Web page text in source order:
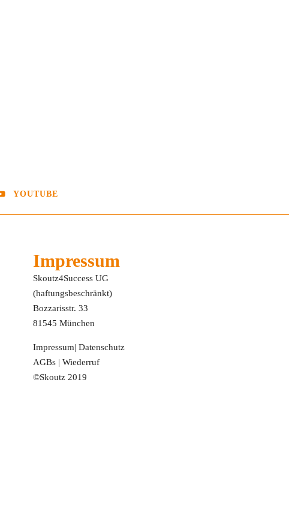
YOUTUBE
Impressum
Skoutz4Success UG
(haftungsbeschränkt)
Bozzarisstr. 33
81545 München
Impressum| Datenschutz
AGBs| Wiederruf
©Skoutz 2019